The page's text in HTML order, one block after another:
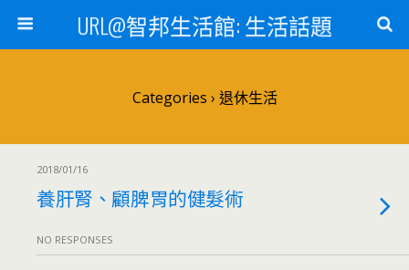
URL@智邦生活館: 生活話題
Categories › 退休生活
2018/01/16
養肝腎、顧脾胃的健髮術
NO RESPONSES